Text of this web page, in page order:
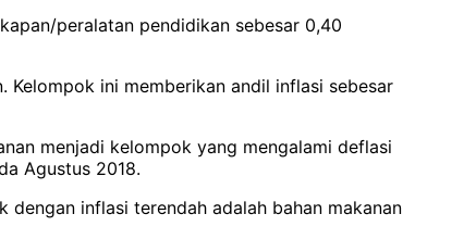
peralatan pendidikan sebesar 0,40
Kelompok ini memberikan andil inflasi sebesar
menjadi kelompok yang mengalami deflasi
Agustus 2018.
inflasi terendah adalah bahan makanan